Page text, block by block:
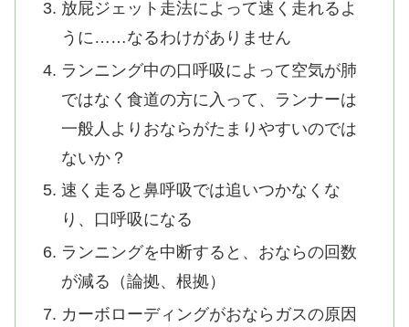
放屁ジェット走法によって速く走れるよ
うに……なるわけがありません
ランニング中の口呼吸によって空気が肺
ではなく食道の方に入って、ランナーは
一般人よりおならがたまりやすいのでは
ないか？
速く走ると鼻呼吸では追いつかなくな
り、口呼吸になる
ランニングを中断すると、おならの回数
が減る（論拠、根拠）
カーボローディングがおならガスの原因